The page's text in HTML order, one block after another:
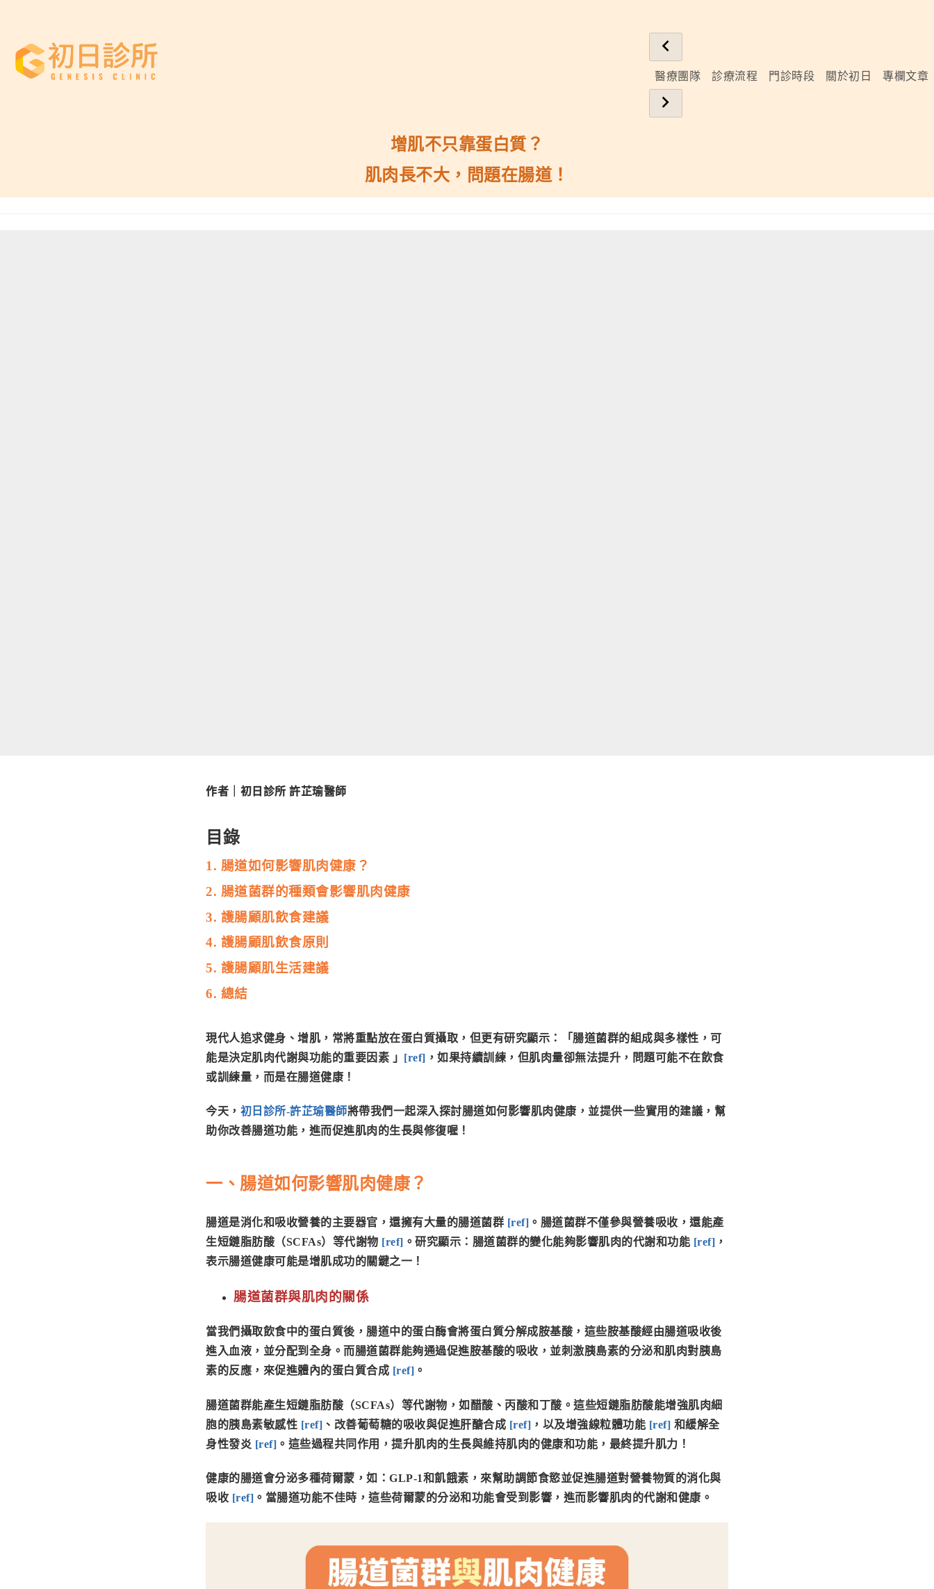
醫療團隊 診療流程 門診時段 關於初日 專欄文章
增肌不只靠蛋白質？
肌肉長不大，問題在腸道！
作者｜ 初日診所 許芷瑜醫師
目錄
1. 腸道如何影響肌肉健康？
2. 腸道菌群的種類會影響肌肉健康
3. 護腸顧肌飲食建議
4. 護腸顧肌飲食原則
5. 護腸顧肌生活建議
6. 總結
現代人追求健身、增肌，常將重點放在蛋白質攝取， 但更有研究顯示：「腸道菌群的組成與多樣性，可
能是決定肌肉代謝與功能的重要因素 」 [ref] ，如果持續訓練，但肌肉量卻無法提升，問題可能不在飲食
或訓練量，而是在腸道健康！
今天， 初日診所-許芷瑜醫師將帶我們一起深入探討腸道如何影響肌肉健康，並提供一些實用的建議，幫
助你改善腸道功能，進而促進肌肉的生長與修復喔！
一、腸道如何影響肌肉健康？
腸道是消化和吸收營養的主要器官，還擁有大量的腸道菌群 [ref] 。腸道菌群不僅參與營養吸收，還能產
生短鏈脂肪酸（SCFAs）等代謝物 [ref] 。研究顯示：腸道菌群的變化能夠影響肌肉的代謝和功能 [ref] ，
表示腸道健康可能是增肌成功的關鍵之一！
腸道菌群與肌肉的關係
當我們攝取飲食中的蛋白質後，腸道中的蛋白酶會將蛋白質分解成胺基酸，這些胺基酸經由腸道吸收後
進入血液，並分配到全身。而腸道菌群能夠通過促進胺基酸的吸收，並刺激胰島素的分泌和肌肉對胰島
素的反應，來促進體內的蛋白質合成 [ref] 。
腸道菌群能產生短鏈脂肪酸（SCFAs）等代謝物，如醋酸、丙酸和丁酸。這些短鏈脂肪酸能增強肌肉細
胞的胰島素敏感性 [ref] 、 改善葡萄糖的吸收與促進肝醣合成 [ref] ，以及增強線粒體功能 [ref] 和緩解全
身性發炎 [ref] 。這些過程共同作用，提升肌肉的生長與維持肌肉的健康和功能，最終提升肌力！
健康的腸道會分泌多種荷爾蒙，如： GLP-1和飢餓素 ，來幫助調節食慾並促進腸道對營養物質的消化與
吸收 [ref] 。當腸道功能不佳時，這些荷爾蒙的分泌和功能會受到影響，進而影響肌肉的代謝和健康。